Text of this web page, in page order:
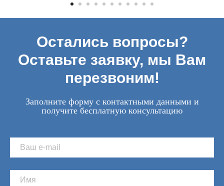
Остались вопросы?
Оставьте заявку, мы Вам
перезвоним!
Заполните форму с контактными данными и
получите бесплатную консультацию